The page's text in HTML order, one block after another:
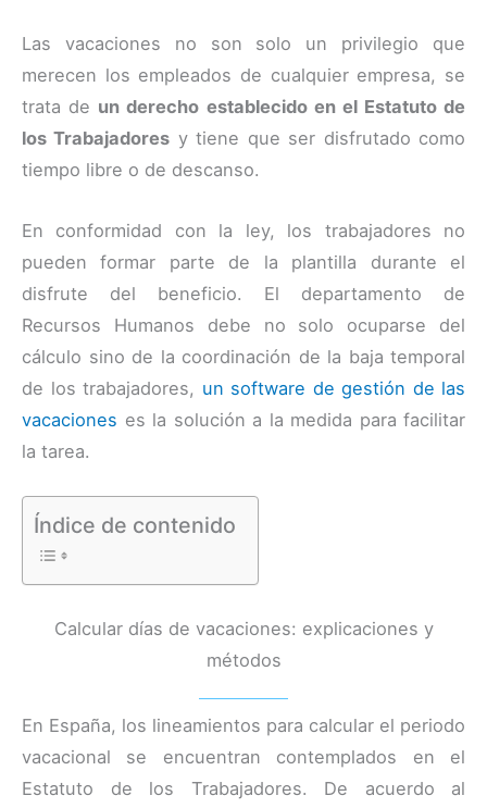
Las vacaciones no son solo un privilegio que
merecen los empleados de cualquier empresa, se
trata de un derecho establecido en el Estatuto de
los Trabajadores y tiene que ser disfrutado como
tiempo libre o de descanso.
En conformidad con la ley, los trabajadores no
pueden formar parte de la plantilla durante el
disfrute del beneficio. El departamento de
Recursos Humanos debe no solo ocuparse del
cálculo sino de la coordinación de la baja temporal
de los trabajadores, un software de gestión de las
vacaciones es la solución a la medida para facilitar
la tarea.
Índice de contenido
Calcular días de vacaciones: explicaciones y
métodos
En España, los lineamientos para calcular el periodo
vacacional se encuentran contemplados en el
Estatuto de los Trabajadores. De acuerdo al